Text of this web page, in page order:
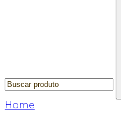
Home